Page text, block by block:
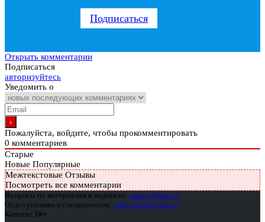
Подписаться
Открыть комментарии
Подписаться
авторизуйтесь
Уведомить о
Пожалуйста, войдите, чтобы прокомментировать
0 комментариев
Старые
Новые Популярные
Межтекстовые Отзывы
Посмотреть все комментарии
Вопросы по материалам и подписке: support@glc.ru
Отдел рекламы и спецпроектов: yakovleva.a@glc.ru
Контент 18+